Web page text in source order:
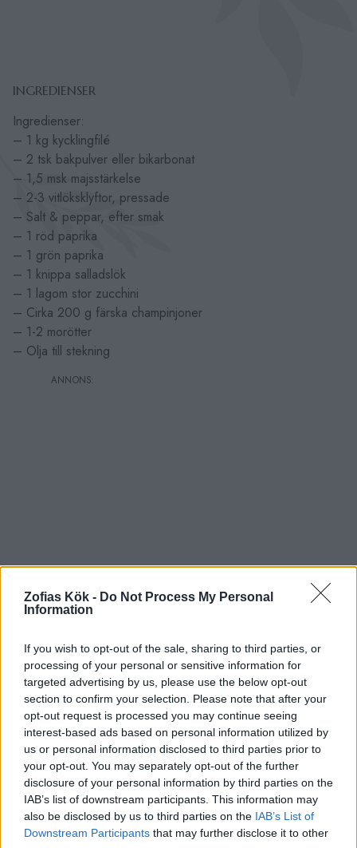
Zofias Kök - Do Not Process My Personal
Information
If you wish to opt-out of the sale, sharing to third parties, or
processing of your personal or sensitive information for
targeted advertising by us, please use the below opt-out
section to confirm your selection. Please note that after your
opt-out request is processed you may continue seeing
interest-based ads based on personal information utilized by
us or personal information disclosed to third parties prior to
your opt-out. You may separately opt-out of the further
disclosure of your personal information by third parties on the
IAB’s list of downstream participants. This information may
also be disclosed by us to third parties on the IAB’s List of
Downstream Participants that may further disclose it to other
INGREDIENSER
Ingredienser:
– 1 kg kycklingfilé
– 2 tsk bakpulver eller bikarbonat
– 1,5 msk majsstärkelse
– 2-3 vitlöksklyftor, pressade
– Salt & peppar, efter smak
– 1 röd paprika
– 1 grön paprika
– 1 knippa salladslök
– 1 lagom stor zucchini
– Cirka 200 g färska champinjoner
– 1-2 morötter
– Olja till stekning